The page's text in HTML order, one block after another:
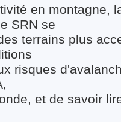
en montagne,
SRN se
terrains plus
risques
et de savoir